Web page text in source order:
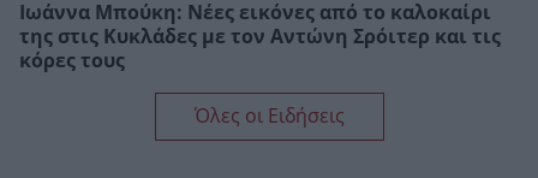
Ιωάννα Μπούκη: Νέες εικόνες από το καλοκαίρι
της στις Κυκλάδες με τον Αντώνη Σρόιτερ και τις
κόρες τους
Όλες οι Ειδήσεις